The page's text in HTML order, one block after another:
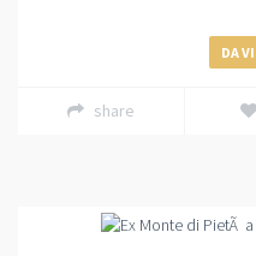
DA
share